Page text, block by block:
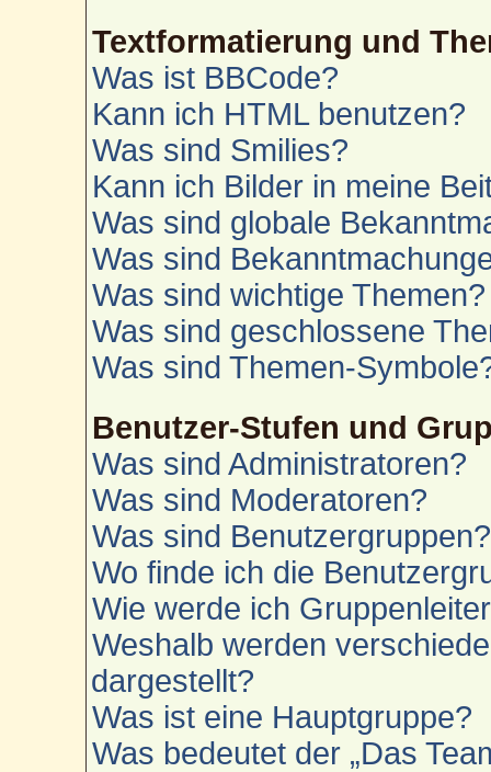
Textformatierung und
Was ist BBCode?
Kann ich HTML benutzen?
Was sind Smilies?
Kann ich Bilder in meine
Was sind globale
Was sind
Was sind wichtige Themen?
Was sind geschlossene
Was sind Themen-
Benutzer-Stufen und
Was sind Administratoren?
Was sind Moderatoren?
Was sind Benutzergruppen?
Wo finde ich die
Wie werde ich
Weshalb werden
dargestellt?
Was ist eine Hauptgruppe?
Was bedeutet der „Das